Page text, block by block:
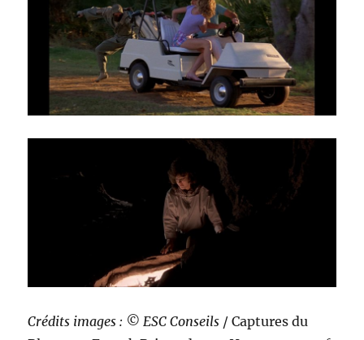
Crédits images : © ESC Conseils / Captures du